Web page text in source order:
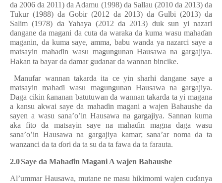
da 2006 da 2011) da Adamu (1998) da Sallau (2010 da 2013) da
Tukur (1988) da Gobir (2012 da 2013) da Gulbi (2013) da
Salim (1978) da Yahaya (2012 da 2013) duk sun yi nazari
dangane da magani da cuta da waraka da kuma wasu mahaɗan
maganin, da kuma saye, amma, babu wanda ya nazarci saye a
matsayin mahaɗin wasu magungunan Hausawa na gargajiya.
Hakan ta bayar da damar gudanar da wannan bincike.
Manufar wannan takarda ita ce yin sharhi dangane saye a
matsayin mahaɗi wasu magungunan Hausawa na gargajiya.
Daga cikin ƙananan batutuwan da wannan takarda ta yi magana
a kansu akwai saye da mahaɗin magani a wajen Bahaushe da
sayen a wasu sana’o’in Hausawa na gargajiya. Sannan kuma
aka fito da matsayin saye na mahaɗin magna daga wasu
sana’o’in Hausawa na gargajiya kamar; sana’ar noma da ta
wanzanci da ta ɗori da ta su da ta fawa da ta farauta.
2.0Saye da Mahaɗin Magani A wajen Bahaushe
Al’ummar Hausawa, mutane ne masu hikimomi wajen cuɗanya